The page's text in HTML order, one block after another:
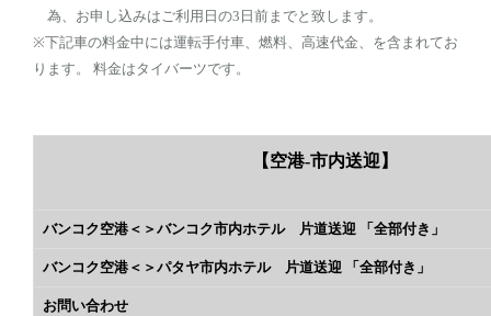
為、お申し込みはご利用日の3日前までと致します。
※下記車の料金中には運転手付車、燃料、高速代金、を含まれてお
ります。 料金はタイバーツです。
【空港-市内送迎】
バンコク空港＜＞バンコク市内ホテル 片道送迎 「全部付き」
バンコク空港＜＞パタヤ市内ホテル 片道送迎 「全部付き」
お問い合わせ